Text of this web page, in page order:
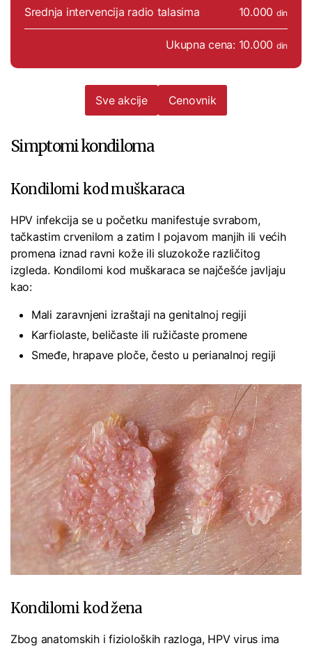
Srednja intervencija radio talasima 10.000 din
Ukupna cena: 10.000 din
Sve akcije Cenovnik
Simptomi kondiloma
Kondilomi kod muškaraca
HPV infekcija se u početku manifestuje svrabom,
tačkastim crvenilom a zatim I pojavom manjih ili većih
promena iznad ravni kože ili sluzokože različitog
izgleda. Kondilomi kod muškaraca se najčešće javljaju
kao:
Mali zaravnjeni izraštaji na genitalnoj regiji
Karfiolaste, beličaste ili ružičaste promene
Smeđe, hrapave ploče, često u perianalnoj regiji
Kondilomi kod žena
Zbog anatomskih i fizioloških razloga, HPV virus ima